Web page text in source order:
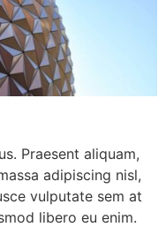
Praesent aliquam,
adipiscing nisl,
vulputate sem at
libero eu enim.